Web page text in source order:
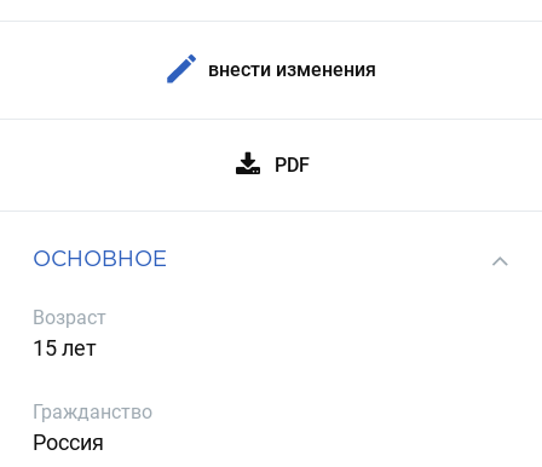
внести изменения
PDF
ОСНОВНОЕ
Возраст
15 лет
Гражданство
Россия